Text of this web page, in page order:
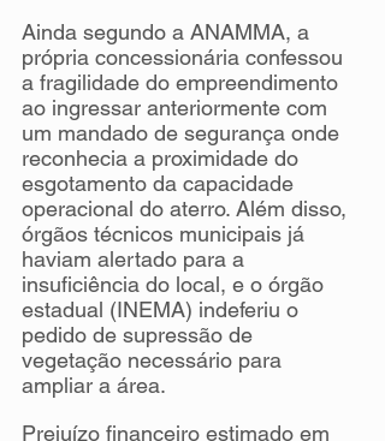
Ainda segundo a ANAMMA, a
própria concessionária confessou
a fragilidade do empreendimento
ao ingressar anteriormente com
um mandado de segurança onde
reconhecia a proximidade do
esgotamento da capacidade
operacional do aterro. Além disso,
órgãos técnicos municipais já
haviam alertado para a
insuficiência do local, e o órgão
estadual (INEMA) indeferiu o
pedido de supressão de
vegetação necessário para
ampliar a área.
Prejuízo financeiro estimado em